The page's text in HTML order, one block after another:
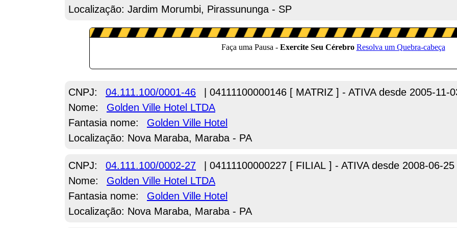
Localização: Jardim Morumbi, Pirassununga - SP
CNPJ: 04.111.100/0001-46
| 04111100000146 [ MATRIZ ] - ATIVA desde 2005-11-
Nome:
Golden Ville Hotel LTDA
Fantasia nome:
Golden Ville Hotel
Localização: Nova Maraba, Maraba - PA
CNPJ: 04.111.100/0002-27
| 04111100000227 [ FILIAL ] - ATIVA desde 2008-06-25
Nome:
Golden Ville Hotel LTDA
Fantasia nome:
Golden Ville Hotel
Localização: Nova Maraba, Maraba - PA